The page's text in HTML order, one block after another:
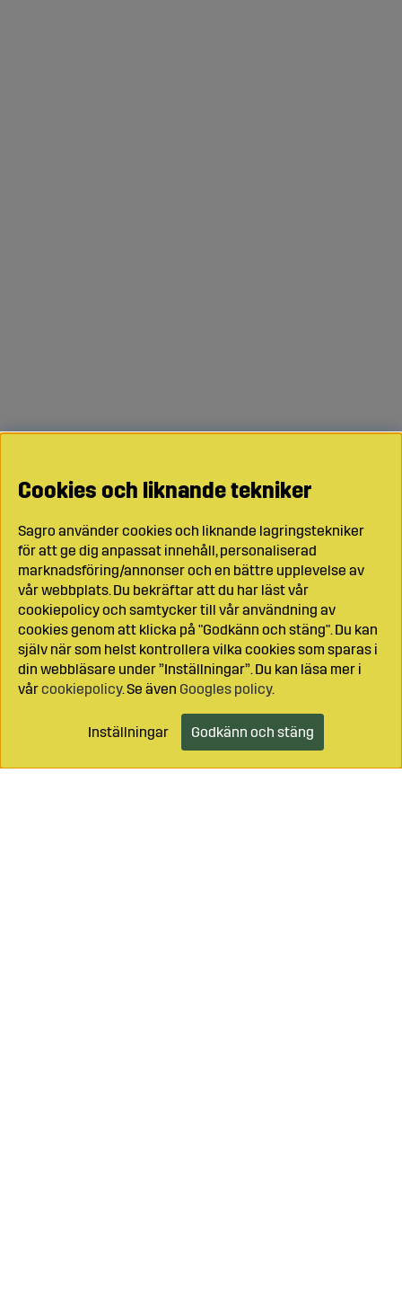
Lägg i kundvagnen
Cookies och liknande tekniker
Sagro använder cookies och liknande lagringstekniker
för att ge dig anpassat innehåll, personaliserad
marknadsföring/annonser och en bättre upplevelse av
vår webbplats. Du bekräftar att du har läst vår
cookiepolicy och samtycker till vår användning av
cookies genom att klicka på "Godkänn och stäng". Du kan
själv när som helst kontrollera vilka cookies som sparas i
din webbläsare under ”Inställningar”. Du kan läsa mer i
vårcookiepolicy. Se även Googles policy.
Inställningar Godkänn och stäng